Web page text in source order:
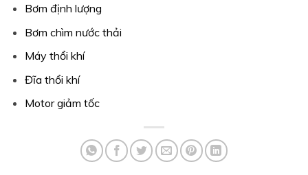
Bơm định lượng
Bơm chìm nước thải
Máy thổi khí
Đĩa thổi khí
Motor giảm tốc